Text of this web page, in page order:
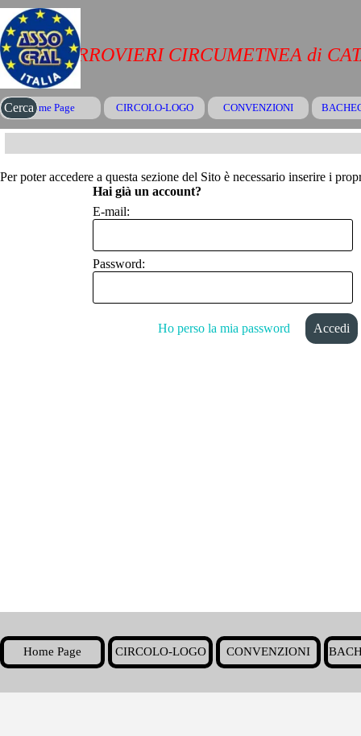
Vai ai contenuti
Salta menù
Home Page CIRCOLO-LOGO ▼
CONVENZIONI
CRAL FERROVIERI CIRCUMETNEA di
Cerca
Per poter accedere a questa sezione del Sito è necessario inserire i
Hai già un account?
E-mail:
Password:
Ho perso la mia password
Home Page CIRCOLO-LOGO ▼
CONVENZIONI